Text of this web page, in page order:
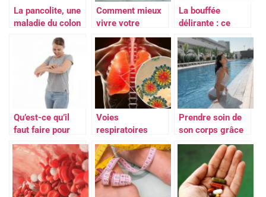
La pancolite, une
maladie du colon
Comment mieux
vivre votre
chimiothérapie?
La bouffée
délirante : ce
coup de tonnerre
dans un ciel
serein
Qu’est-ce qu’il
faut faire pour
prevenir les
allergies et
comment les
traiter ?
Voies
respiratoires
encombrees : que
faire ?
Prendre soin de
son corps grâce
à des séances
d’aquabike